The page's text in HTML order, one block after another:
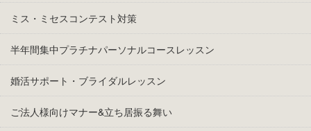
ミス・ミセスコンテスト対策
半年間集中プラチナパーソナルコースレッスン
婚活サポート・ブライダルレッスン
ご法人様向けマナー&立ち居振る舞い